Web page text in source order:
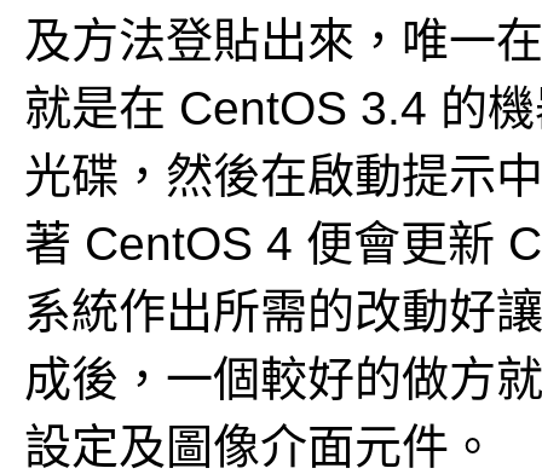
及方法登貼出來，唯一
就是在 CentOS 3.4 的
光碟，然後在啟動提示
著 CentOS 4 便會更新
系統作出所需的改動好
成後，一個較好的做方
設定及圖像介面元件。